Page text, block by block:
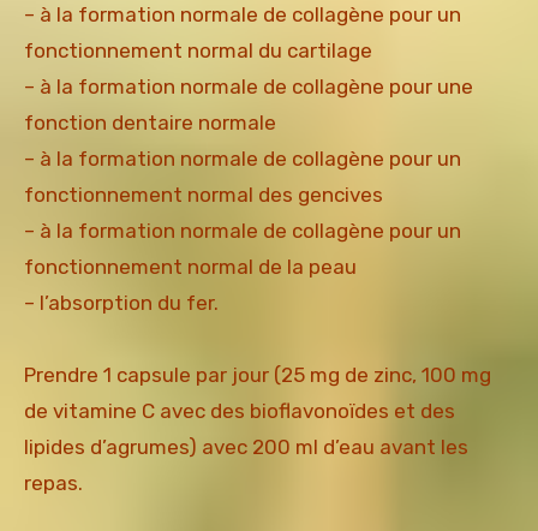
– à la formation normale de collagène pour un
fonctionnement normal du cartilage
– à la formation normale de collagène pour une
fonction dentaire normale
– à la formation normale de collagène pour un
fonctionnement normal des gencives
– à la formation normale de collagène pour un
fonctionnement normal de la peau
– l’absorption du fer.
Prendre 1 capsule par jour (25 mg de zinc, 100 mg
de vitamine C avec des bioflavonoïdes et des
lipides d’agrumes) avec 200 ml d’eau avant les
repas.